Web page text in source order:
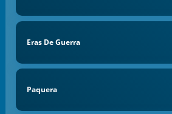
Eras De Guerra
Paquera